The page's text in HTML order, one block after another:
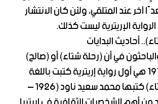
آخر عند المتلقي، ولئن كان الانتشار
الإريترية ليست كذلك.
أحاديث البدايات
في أن (رحلة شتاء) أو (صالح)
والصادرة عام 1978 هي أول رواية إريترية كتبت باللغة
العربية. (رحلة شتاء) كتبها محمد سعيد ناود (1926 –